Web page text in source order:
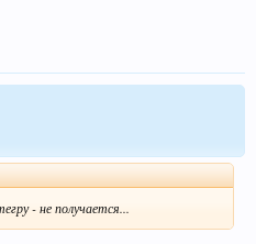
- не получается...